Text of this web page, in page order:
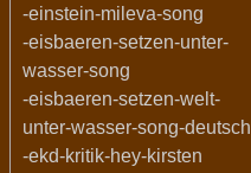
-einstein-mileva-song
-eisbaeren-setzen-unter-
wasser-song
-eisbaeren-setzen-welt-
unter-wasser-song-deutsch
-ekd-kritik-hey-kirsten